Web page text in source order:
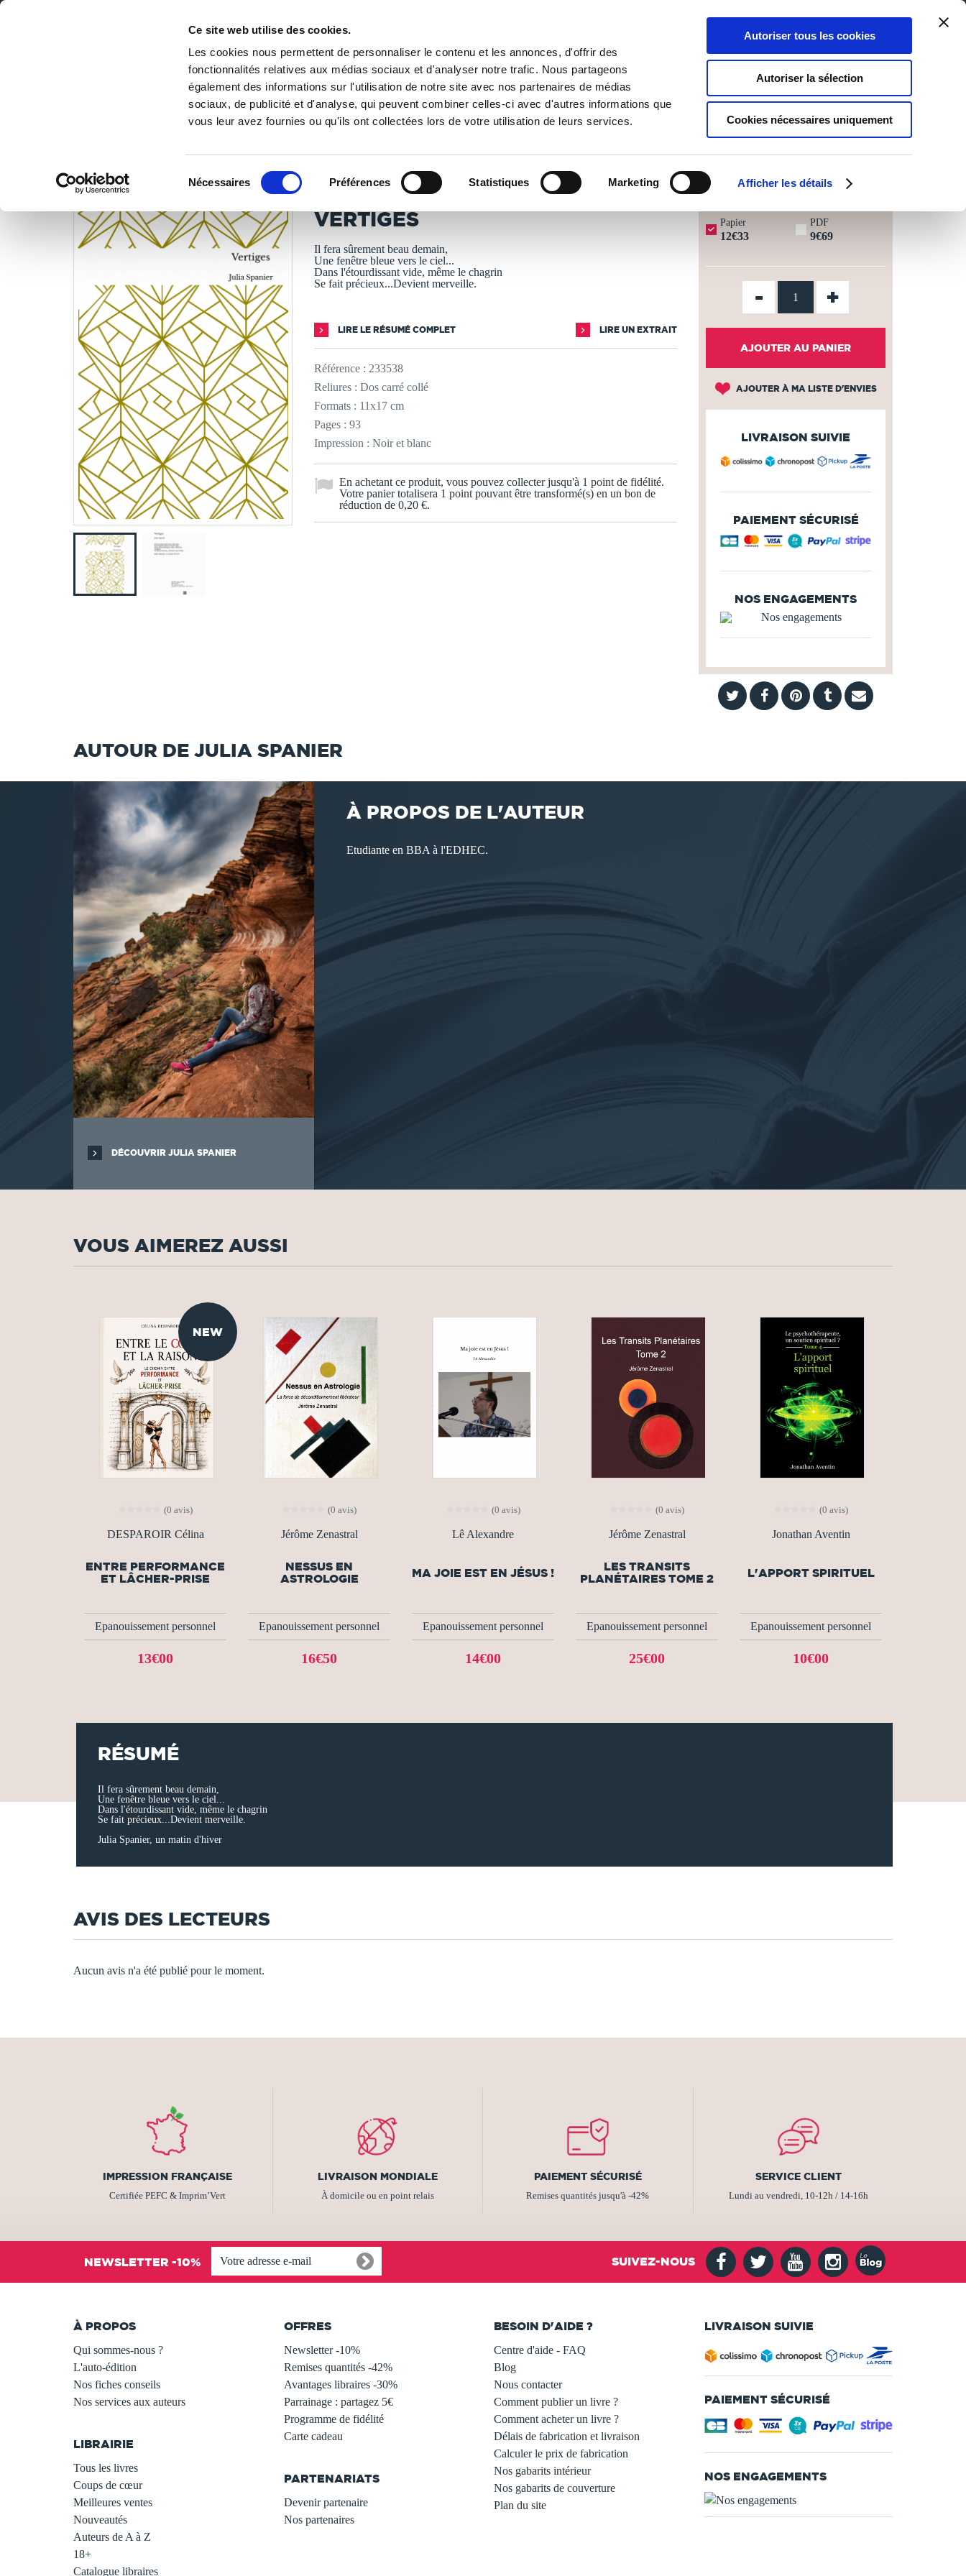
Ce site web utilise des cookies.
Les cookies nous permettent de personnaliser le contenu et les annonces, d'offrir des
fonctionnalités relatives aux médias sociaux et d'analyser notre trafic. Nous partageons
également des informations sur l'utilisation de notre site avec nos partenaires de médias
sociaux, de publicité et d'analyse, qui peuvent combiner celles-ci avec d'autres informations que
vous leur avez fournies ou qu'ils ont collectées lors de votre utilisation de leurs services.
Nécessaires Préférences Statistiques Marketing Afficher les détails
Autoriser tous les cookies
Autoriser la sélection
Cookies nécessaires uniquement
DE LA PAGE BLANCHE... AU BEST SELLER
0
Panier
0
Ma liste
Connexion
PUBLIER UN LIVRE LIBRAIRIE
/ Littérature / Poésies / Vertiges
LES LIVRES SONT IMPRIMÉS À LA DEMANDE - DÉLAI ACTUEL : 3 À 5 JOURS OUVRÉS ⏱️
VERTIGES
Il fera sûrement beau demain,
Une fenêtre bleue vers le ciel...
Dans l'étourdissant vide, même le chagrin
Se fait précieux...Devient merveille.
LIRE LE RÉSUMÉ COMPLET LIRE UN EXTRAIT
Référence : 233538
Reliures : Dos carré collé
Formats : 11x17 cm
Pages : 93
Impression : Noir et blanc
En achetant ce produit, vous pouvez collecter jusqu'à 1 point de fidélité.
Votre panier totalisera 1 point pouvant être transformé(s) en un bon de
réduction de 0,20 €.
Papier
12€33
PDF
9€69
- +
AJOUTER AU PANIER
AJOUTER À MA LISTE D'ENVIES
LIVRAISON SUIVIE
PAIEMENT SÉCURISÉ
NOS ENGAGEMENTS
AUTOUR DE JULIA SPANIER
DÉCOUVRIR JULIA SPANIER
À PROPOS DE L'AUTEUR
Etudiante en BBA à l'EDHEC.
VOUS AIMEREZ AUSSI
NEW
(0 avis)
DESPAROIR Célina
ENTRE PERFORMANCE
ET LÂCHER-PRISE
Epanouissement personnel
13€00
(0 avis)
Jérôme Zenastral
NESSUS EN
ASTROLOGIE
Epanouissement personnel
16€50
(0 avis)
Lê Alexandre
MA JOIE EST EN JÉSUS !
Epanouissement personnel
14€00
(0 avis)
Jérôme Zenastral
LES TRANSITS
PLANÉTAIRES TOME 2
Epanouissement personnel
25€00
(0 avis)
Jonathan Aventin
L'APPORT SPIRITUEL
Epanouissement personnel
10€00
RÉSUMÉ
Il fera sûrement beau demain,
Une fenêtre bleue vers le ciel...
Dans l'étourdissant vide, même le chagrin
Se fait précieux...Devient merveille.
Julia Spanier, un matin d'hiver
AVIS DES LECTEURS
Aucun avis n'a été publié pour le moment.
IMPRESSION FRANÇAISE
Certifiée PEFC & Imprim’Vert
LIVRAISON MONDIALE
À domicile ou en point relais
PAIEMENT SÉCURISÉ
Remises quantités jusqu'à -42%
SERVICE CLIENT
Lundi au vendredi, 10-12h / 14-16h
NEWSLETTER -10% SUIVEZ-NOUS
À PROPOS
Qui sommes-nous ?
L'auto-édition
Nos fiches conseils
Nos services aux auteurs
LIBRAIRIE
Tous les livres
Coups de cœur
Meilleures ventes
Nouveautés
Auteurs de A à Z
18+
Catalogue libraires
OFFRES
Newsletter -10%
Remises quantités -42%
Avantages libraires -30%
Parrainage : partagez 5€
Programme de fidélité
Carte cadeau
PARTENARIATS
Devenir partenaire
Nos partenaires
BESOIN D'AIDE ?
Centre d'aide - FAQ
Blog
Nous contacter
Comment publier un livre ?
Comment acheter un livre ?
Délais de fabrication et livraison
Calculer le prix de fabrication
Nos gabarits intérieur
Nos gabarits de couverture
Plan du site
LIVRAISON SUIVIE
PAIEMENT SÉCURISÉ
NOS ENGAGEMENTS